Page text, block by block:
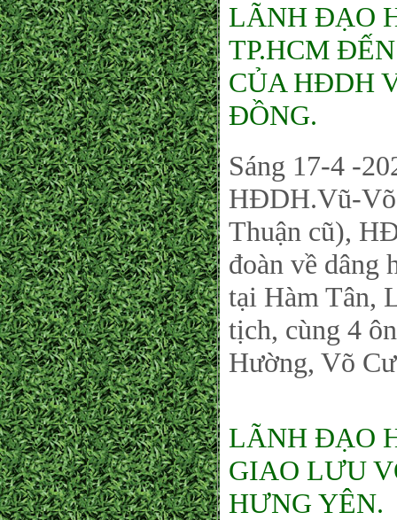
LÃNH ĐẠO
TP.HCM
CỦA HĐDH
ĐỒNG.
Sáng 17-4 -
HĐDH.Vũ-
Thuận cũ),
đoàn về
tại Hàm Tân,
tịch, cùng 4
Hường, Võ
LÃNH ĐẠO
GIAO LƯU
HƯNG YÊN.